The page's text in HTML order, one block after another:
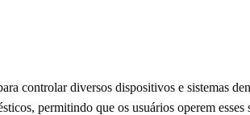
controlar diversos dispositivos e sistemas
permitindo que os usuários operem